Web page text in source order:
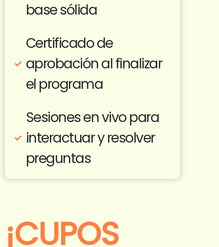
base sólida
Certificado de
aprobación al finalizar
el programa
Sesiones en vivo para
interactuar y resolver
preguntas
¡CUPOS